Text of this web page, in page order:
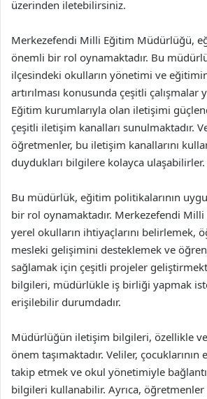
üzerinden iletebilirsiniz.
Merkezefendi Milli Eğitim Müdürlüğü,
önemli bir rol oynamaktadır. Bu
ilçesindeki okulların yönetimi ve
artırılması konusunda çeşitli çalışmalar
Eğitim kurumlarıyla olan iletişimi
çeşitli iletişim kanalları sunulmaktadır.
öğretmenler, bu iletişim kanallarını
duydukları bilgilere kolayca ulaşabilirler.
Bu müdürlük, eğitim politikalarının
bir rol oynamaktadır. Merkezefendi
yerel okulların ihtiyaçlarını belirlemek,
mesleki gelişimini desteklemek ve
sağlamak için çeşitli projeler
bilgileri, müdürlükle iş birliği yapmak
erişilebilir durumdadır.
Müdürlüğün iletişim bilgileri, özellikle
önem taşımaktadır. Veliler,
takip etmek ve okul yönetimiyle
bilgileri kullanabilir. Ayrıca, öğretmenler